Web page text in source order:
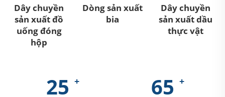
Dây chuyền
sản xuất đồ
uống đóng
hộp
Dòng sản xuất
bia
Dây chuyền
sản xuất dầu
thực vật
25 65